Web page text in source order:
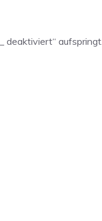
deaktiviert“ aufspringt.